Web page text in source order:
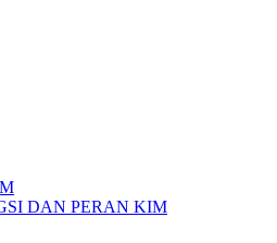
DAN PERAN KIM